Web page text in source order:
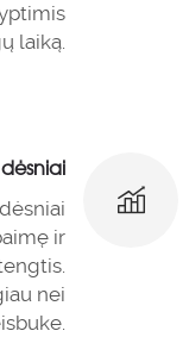
laiką.
ir
nei